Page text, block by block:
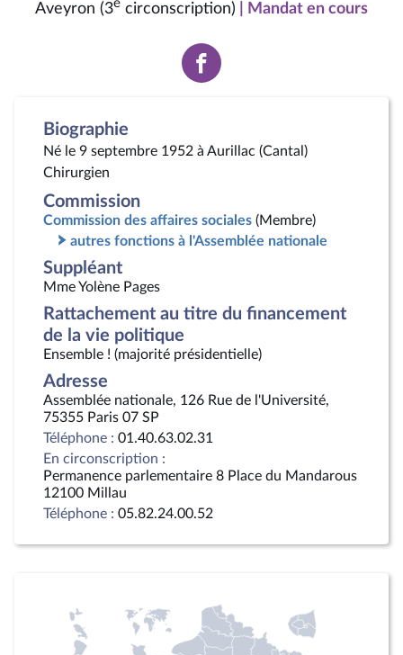
Aveyron (3e circonscription) | Mandat en cours
Voir
la
Biographie
Né le 9 septembre 1952 à Aurillac (Cantal)
Chirurgien
Commission
Commission des affaires sociales (Membre)
autres fonctions à l'Assemblée nationale
Suppléant
Mme Yolène Pages
Rattachement au titre du financement
de la vie politique
Ensemble ! (majorité présidentielle)
Adresse
Assemblée nationale, 126 Rue de l'Université,
75355 Paris 07 SP
Téléphone : 01.40.63.02.31
En circonscription :
Permanence parlementaire 8 Place du Mandarous
12100 Millau
Téléphone : 05.82.24.00.52